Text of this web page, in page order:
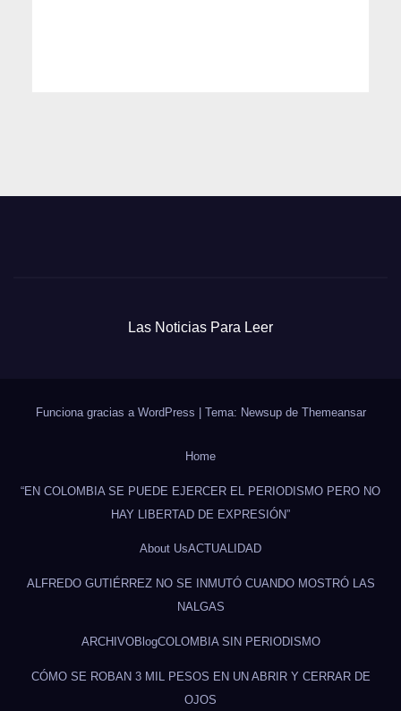
Las Noticias Para Leer
Funciona gracias a WordPress Tema: Newsup de Themeansar
Home
“EN COLOMBIA SE PUEDE EJERCER EL PERIODISMO PERO NO
HAY LIBERTAD DE EXPRESIÓN”
About UsACTUALIDAD
ALFREDO GUTIÉRREZ NO SE INMUTÓ CUANDO MOSTRÓ LAS
NALGAS
ARCHIVOBlogCOLOMBIA SIN PERIODISMO
CÓMO SE ROBAN 3 MIL PESOS EN UN ABRIR Y CERRAR DE
OJOS